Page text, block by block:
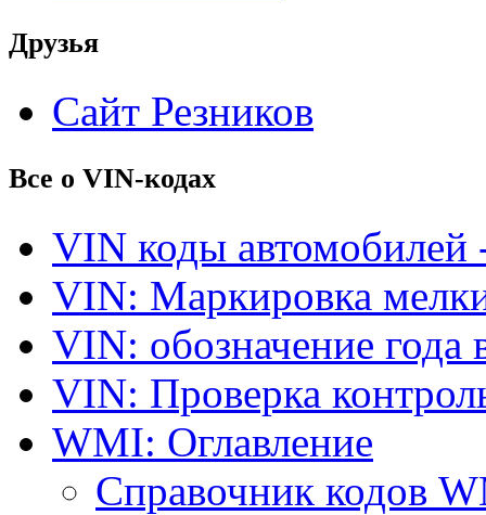
Друзья
Сайт Резников
Все о VIN-кодах
VIN коды автомобилей
VIN: Маркировка
VIN: обозначение года
VIN: Проверка
WMI: Оглавление
Справочник кодов